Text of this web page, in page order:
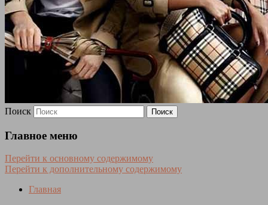
Поиск
Главное меню
Перейти к основному содержимому
Перейти к дополнительному содержимому
Главная